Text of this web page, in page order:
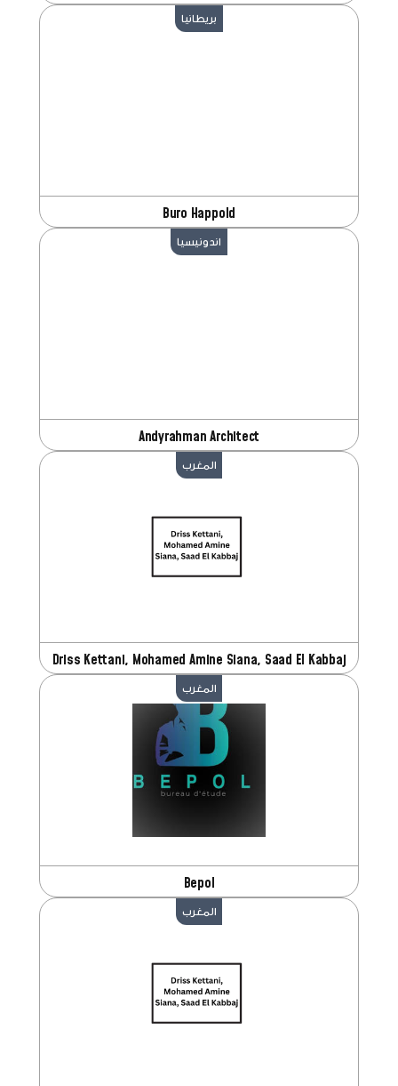
Buro Happold
بريطانيا
Andyrahman Architect
اندونيسيا
Driss Kettani, Mohamed Amine Siana, Saad El Kabbaj
المغرب
Bepol
المغرب
المغرب